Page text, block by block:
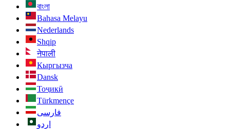
বাংলা
Bahasa Melayu
Nederlands
Shqip
नेपाली
Кыргызча
Dansk
Тоҷикӣ
Türkmençe
فارسی
اردو